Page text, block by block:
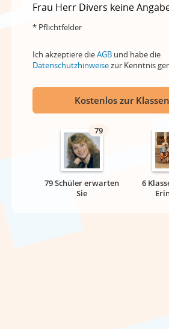
Frau Herr Divers keine
* Pflichtfelder
Ich akzeptiere dieAGB und habe die
Datenschutzhinweisezur Kenntnis
Kostenlos zur
79
79 Schüler erwarten
Sie
6